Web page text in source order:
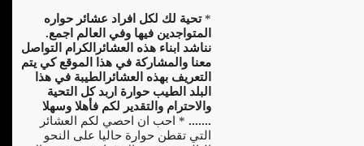
*تحية لك لكل افراد عشائر حواره
المتواجدين فيها وفي العالم اجمع.
نناشد ابناء هذه العشائرالكرام التواصل
معنا والمشاركة في هذا الموقع كي يتم
التعريف بهذه العشائرالطيبة في هذا
البلد الطيب حوارة اربد كل التحية
والاحترام والتقدير لكم فأهلا وسهلا
....... * احب ان احصي لكم العشائر
التي تقطن حوارة حاليا على النحو